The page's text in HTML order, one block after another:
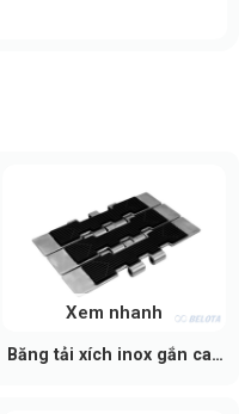
đa thường dưới
cho dòng 821 có số
kính khác nhau,
30mm, 35mm,
Băng tải xích inox gắn cao
Xem nhanh